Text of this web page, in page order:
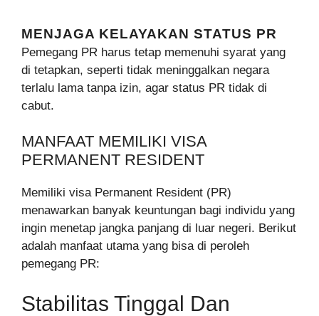
MENJAGA KELAYAKAN STATUS PR
Pemegang PR harus tetap memenuhi syarat yang
di tetapkan, seperti tidak meninggalkan negara
terlalu lama tanpa izin, agar status PR tidak di
cabut.
MANFAAT MEMILIKI VISA
PERMANENT RESIDENT
Memiliki visa Permanent Resident (PR)
menawarkan banyak keuntungan bagi individu yang
ingin menetap jangka panjang di luar negeri. Berikut
adalah manfaat utama yang bisa di peroleh
pemegang PR:
Stabilitas Tinggal Dan